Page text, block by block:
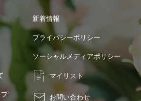
新着情報
プライバシーポリシー
ソーシャルメディアポリシー
マイリスト
お問い合わせ